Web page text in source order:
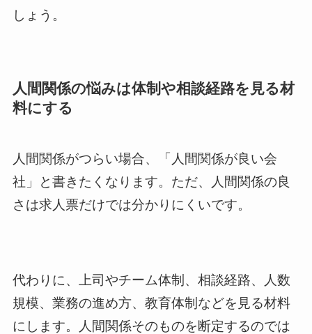
しょう。
人間関係の悩みは体制や相談経路を見る材
料にする
人間関係がつらい場合、「人間関係が良い会
社」と書きたくなります。ただ、人間関係の良
さは求人票だけでは分かりにくいです。
代わりに、上司やチーム体制、相談経路、人数
規模、業務の進め方、教育体制などを見る材料
にします。人間関係そのものを断定するのでは